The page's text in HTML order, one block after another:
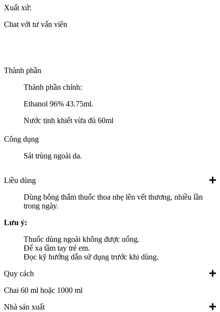
Xuất xứ:
Chat với tư vấn viên
Thành phần
Thành phần chính:
Ethanol 96% 43.75ml.
Nước tinh khiết vừa đủ 60ml
Công dụng
Sát trùng ngoài da.
Liều dùng
Dùng bông thấm thuốc thoa nhẹ lên vết thương, nhiều lần
trong ngày.
Lưu ý:
Thuốc dùng ngoài không được uống.
Để xa tầm tay trẻ em.
Đọc kỹ hướng dẫn sử dụng trước khi dùng.
Quy cách
Chai 60 ml hoặc 1000 ml
Nhà sản xuất